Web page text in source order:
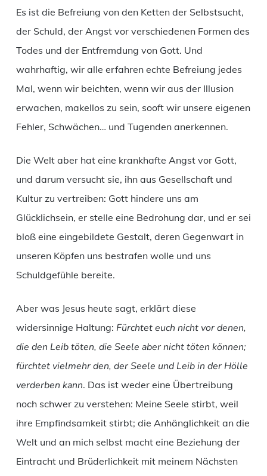
Es ist die Befreiung von den Ketten der Selbstsucht,
der Schuld, der Angst vor verschiedenen Formen des
Todes und der Entfremdung von Gott. Und
wahrhaftig, wir alle erfahren echte Befreiung jedes
Mal, wenn wir beichten, wenn wir aus der Illusion
erwachen, makellos zu sein, sooft wir unsere eigenen
Fehler, Schwächen… und Tugenden anerkennen.
Die Welt aber hat eine krankhafte Angst vor Gott,
und darum versucht sie, ihn aus Gesellschaft und
Kultur zu vertreiben: Gott hindere uns am
Glücklichsein, er stelle eine Bedrohung dar, und er sei
bloß eine eingebildete Gestalt, deren Gegenwart in
unseren Köpfen uns bestrafen wolle und uns
Schuldgefühle bereite.
Aber was Jesus heute sagt, erklärt diese
widersinnige Haltung: Fürchtet euch nicht vor denen,
die den Leib töten, die Seele aber nicht töten können;
fürchtet vielmehr den, der Seele und Leib in der Hölle
verderben kann. Das ist weder eine Übertreibung
noch schwer zu verstehen: Meine Seele stirbt, weil
ihre Empfindsamkeit stirbt; die Anhänglichkeit an die
Welt und an mich selbst macht eine Beziehung der
Eintracht und Brüderlichkeit mit meinem Nächsten